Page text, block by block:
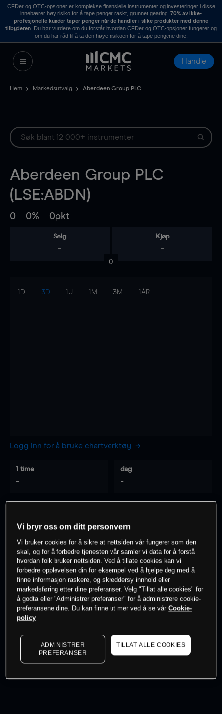
CFDer og OTC-opsjoner er komplekse finansielle instrumenter og investeringer i disse
innebærer høy risiko for å tape penger raskt, grunnet gearing. 70% av ikke-
profesjonelle kunder taper penger når de handler i slike produkter med denne
tilbyderen . Du bør vurdere om du forstår hvordan CFDer og OTC-opsjoner fungerer og
om du har råd til å ta den høye risikoen for å tape pengene dine.
Handle
Hem Markedsutvalg Aberdeen Group PLC
Aberdeen Group PLC
(LSE:ABDN)
0 0% 0pkt
Selg
-
Kjøp
-
0
1D 3D 1U 1M 3M 1ÅR
Logg inn for å bruke chartverktøy
1 time
-
dag
-
- -
0% av kunder erpå dette instrumentet
Søk om konto
Kursene er veiledende.Log in
Vi bryr oss om ditt personvern
Vi bruker cookies for å sikre at nettsiden vår fungerer som den
skal, og for å forbedre tjenesten vår samler vi data for å forstå
hvordan folk bruker nettsiden. Ved å tillate cookies kan vi
forbedre opplevelsen din for eksempel ved å hjelpe deg med å
finne informasjon raskere, og skreddersy innhold eller
markedsføring etter dine preferanser. Velg "Tillat alle cookies" for
å godta eller "Administrer preferanser" for å administrere cookie-
preferansene dine. Du kan finne ut mer ved å se vår Cookie-
policy
ADMINISTRER
PREFERANSER
TILLAT ALLE COOKIES